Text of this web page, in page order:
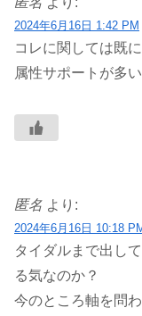
2024年6月16日 1:42 PM
コレに関しては既
属性サポートが多
匿名 より:
2024年6月16日 10:18
タイダルまで出し
る気なのか？
今のところ軸を問